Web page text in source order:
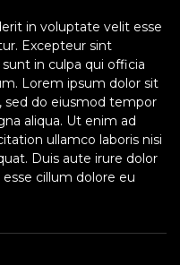
in voluptate velit esse
Excepteur sint
in culpa qui officia
Lorem ipsum dolor sit
sed do eiusmod tempor
aliqua. Ut enim ad
ullamco laboris nisi
Duis aute irure dolor
cillum dolore eu